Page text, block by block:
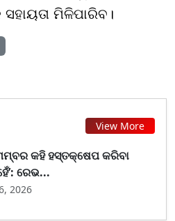
ମିଳିପାରିବ।
View More
କହି ହସ୍ତକ୍ଷେପ କରିବା
ରେଭ...
2026